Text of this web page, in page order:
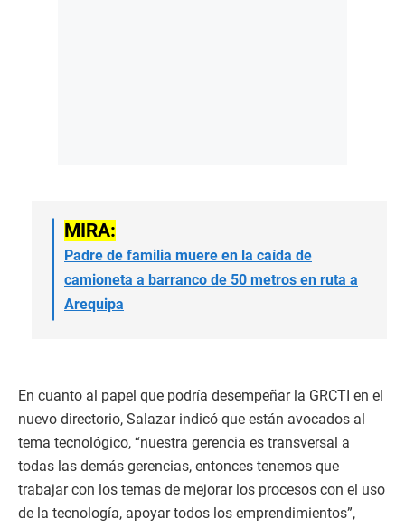
MIRA:
Padre de familia muere en la caída de
camioneta a barranco de 50 metros en ruta a
Arequipa
En cuanto al papel que podría desempeñar la GRCTI en el
nuevo directorio, Salazar indicó que están avocados al
tema tecnológico, “nuestra gerencia es transversal a
todas las demás gerencias, entonces tenemos que
trabajar con los temas de mejorar los procesos con el uso
de la tecnología, apoyar todos los emprendimientos”,